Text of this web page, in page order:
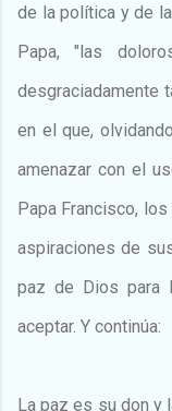
de la política y de
Papa, "las
desgraciadamente
en el que,
amenazar con el
Papa Francisco,
aspiraciones de
paz de Dios para
aceptar. Y continúa:
La paz es su don y